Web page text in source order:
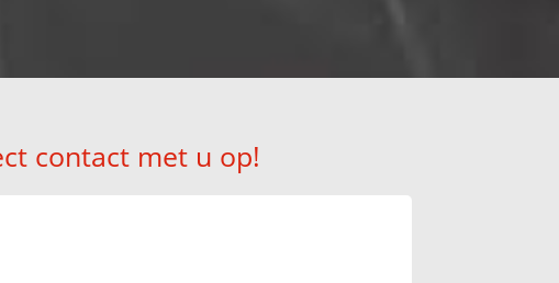
contact met u op!